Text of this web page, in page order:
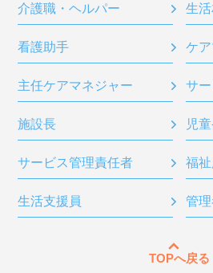
介護職・ヘルパー 生
看護助手 ケ
主任ケアマネジャー サ
施設長 児
サービス管理責任者 福
生活支援員 管
TOPへ戻る